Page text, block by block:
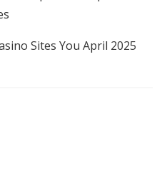
Sites You April 2025